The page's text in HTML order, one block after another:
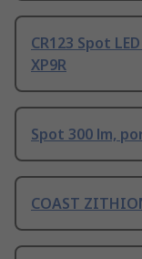
CR123 Spot
XP9R
Spot 300 lm,
COAST